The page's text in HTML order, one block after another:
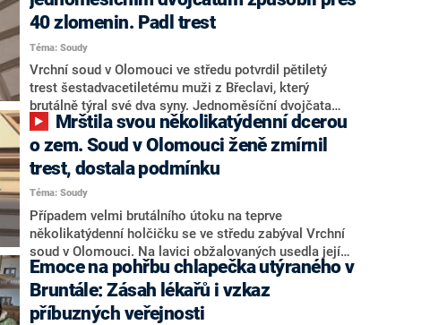
40 zlomenin. Padl trest
Téma: Soudy
Vrchní soud v Olomouci ve středu potvrdil pětiletý
trest šestadvacetiletému muži z Břeclavi, který
brutálně týral své dva syny. Jednoměsíční dvojčata
utrpěla více než čtyři desítky zlomenin, krvácení do
mozku a další zranění. Proč se muž bez předchozích
zápisů v trestním rejstříku choval ke svým dětem
takto hrubě, nedokázal vysvětlit. Státní zástupkyně
oznámila, že bude usilovat také o trestní stíhání matky
dětí, která o jejich týrání musela minimálně vědět. O
chlapečky se teď starají jejich prarodiče.
o zem. Soud v Olomouci ženě zmírnil
trest, dostala podmínku
Téma: Soudy
Případem velmi brutálního útoku na teprve
několikatýdenní holčičku se ve středu zabýval Vrchní
soud v Olomouci. Na lavici obžalovaných usedla její
matka, která s ní měla praštit o zem. Kojenec velmi
těžká zranění naštěstí přežil.
Emoce na pohřbu chlapečka utýraného v
Bruntále: Zásah lékařů i vzkaz
příbuzných veřejnosti